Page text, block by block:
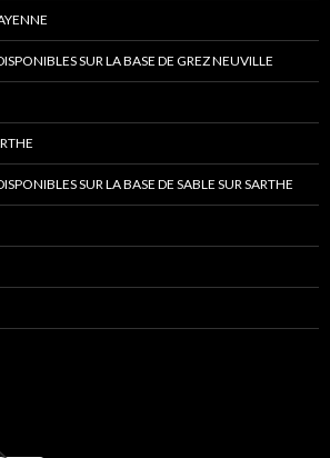
SUR LA BASE DE GREZ NEUVILLE
SUR LA BASE DE SABLE SUR SARTHE